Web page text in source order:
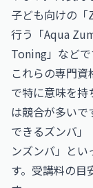
子ども向けの
行う「Aqua
Toning」などで
これらの専門
で特に意味を持
は競合が多い
できるズンバ」
ンズンバ」と
す。受講料の目